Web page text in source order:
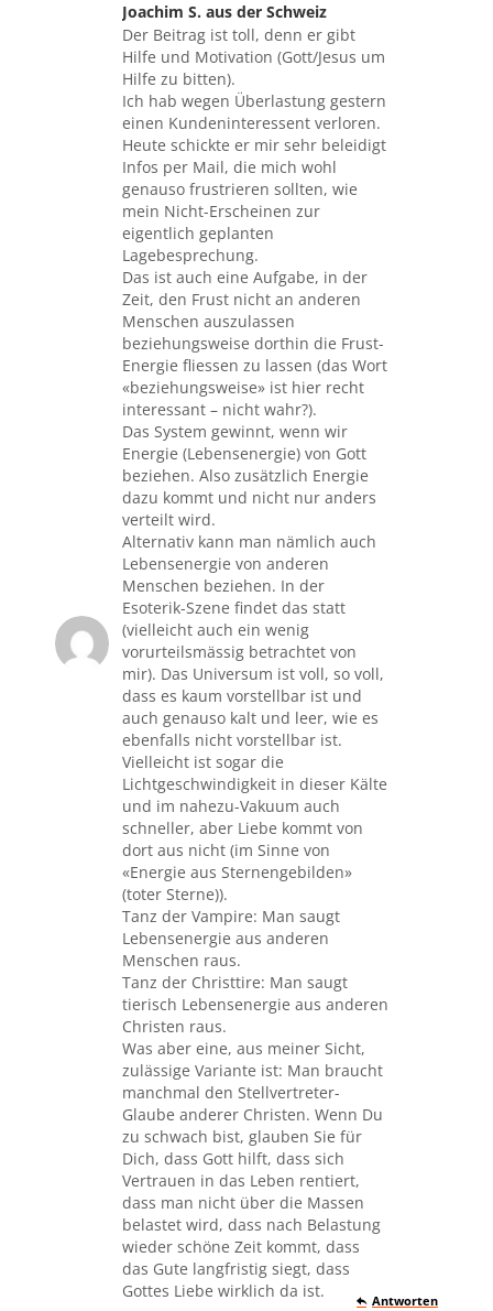
Joachim S. aus der Schweiz
sagte:
Der Beitrag ist toll, denn er gibt
Hilfe und Motivation (Gott/Jesus um
Hilfe zu bitten).
Ich hab wegen Überlastung gestern
einen Kundeninteressent verloren.
Heute schickte er mir sehr beleidigt
Infos per Mail, die mich wohl
genauso frustrieren sollten, wie
mein Nicht-Erscheinen zur
eigentlich geplanten
Lagebesprechung.
Das ist auch eine Aufgabe, in der
Zeit, den Frust nicht an anderen
Menschen auszulassen
beziehungsweise dorthin die Frust-
Energie fliessen zu lassen (das Wort
«beziehungsweise» ist hier recht
interessant – nicht wahr?).
Das System gewinnt, wenn wir
Energie (Lebensenergie) von Gott
beziehen. Also zusätzlich Energie
dazu kommt und nicht nur anders
verteilt wird.
Alternativ kann man nämlich auch
Lebensenergie von anderen
Menschen beziehen. In der
Esoterik-Szene findet das statt
(vielleicht auch ein wenig
vorurteilsmässig betrachtet von
mir). Das Universum ist voll, so voll,
dass es kaum vorstellbar ist und
auch genauso kalt und leer, wie es
ebenfalls nicht vorstellbar ist.
Vielleicht ist sogar die
Lichtgeschwindigkeit in dieser Kälte
und im nahezu-Vakuum auch
schneller, aber Liebe kommt von
dort aus nicht (im Sinne von
«Energie aus Sternengebilden»
(toter Sterne)).
Tanz der Vampire: Man saugt
Lebensenergie aus anderen
Menschen raus.
Tanz der Christtire: Man saugt
tierisch Lebensenergie aus anderen
Christen raus.
Was aber eine, aus meiner Sicht,
zulässige Variante ist: Man braucht
manchmal den Stellvertreter-
Glaube anderer Christen. Wenn Du
zu schwach bist, glauben Sie für
Dich, dass Gott hilft, dass sich
Vertrauen in das Leben rentiert,
dass man nicht über die Massen
belastet wird, dass nach Belastung
wieder schöne Zeit kommt, dass
das Gute langfristig siegt, dass
Gottes Liebe wirklich da ist.
Antworten